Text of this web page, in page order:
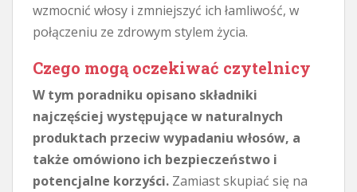
wzmocnić włosy i zmniejszyć ich łamliwość, w
połączeniu ze zdrowym stylem życia.
Czego mogą oczekiwać czytelnicy
W tym poradniku opisano składniki
najczęściej występujące w naturalnych
produktach przeciw wypadaniu włosów, a
także omówiono ich bezpieczeństwo i
potencjalne korzyści. Zamiast skupiać się na